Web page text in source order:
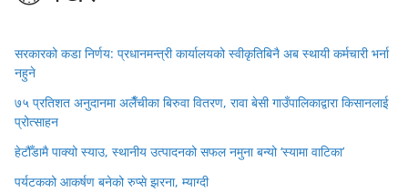
सरकारको कडा निर्णय: प्रधानमन्त्री कार्यालयको स्वीकृतिबिनै अब स्थायी कर्मचारी भर्ना
नहुने
७५ प्रतिशत अनुदानमा अलैँचीका बिरुवा वितरण, रावा बेसी गाउँपालिकाद्वारा किसानलाई
प्रोत्साहन
हेटौँडामै पाक्यो स्याउ, स्थानीय उत्पादनको सफल नमुना बन्यो ‘स्यामा वाटिका’
पर्यटकको आकर्षण बनेको रुप्से झरना, म्याग्दी